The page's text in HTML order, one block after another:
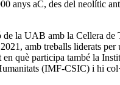
anys aC, des del neolític
de la UAB amb la Cellera de
amb treballs liderats per
en què participa també la
(IMF-CSIC) i hi